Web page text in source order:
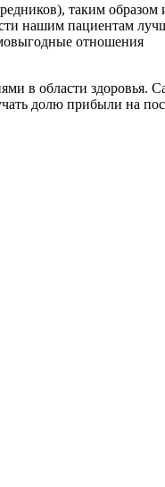
таким
нашим пациентам
отношения
в области
долю прибыли на